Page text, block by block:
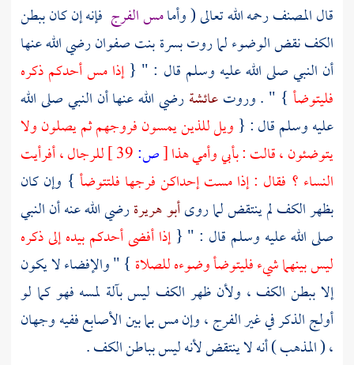
قالالمصنفرحمه الله تعالى ( وأمامس الفرج فإنه إن كان ببطن
الكف نقض الوضوء لما روتبسرة بنت صفوانرضي الله عنها
أن النبي صلى الله عليه وسلم قال : " {إذا مس أحدكم ذكره
فليتوضأ } " . وروتعائشةرضي الله عنها أن النبي صلى الله
عليه وسلم قال : { ويل للذين يمسون فروجهم ثم يصلون ولا
يتوضئون ، قالت : بأبي وأمي هذا[ص:
للرجال ، أفرأيت
النساء ؟ فقال : إذا مست إحداكن فرجها فلتتوضأ } وإن كان
بظهر الكف لم ينتقض لما روىأبو هريرةرضي الله عنه أن النبي
صلى الله عليه وسلم قال : " {إذا أفضى أحدكم بيده إلى ذكره
ليس بينهما شيء فليتوضأ وضوءه للصلاة } " والإفضاء لا يكون
إلا ببطن الكف ، ولأن ظهر الكف ليس بآلة لمسه فهو كما لو
أولج الذكر في غير الفرج ، وإن مس بما بين الأصابع ففيه وجهان
، ( المذهب ) أنه لا ينتقض لأنه ليس بباطن الكف .